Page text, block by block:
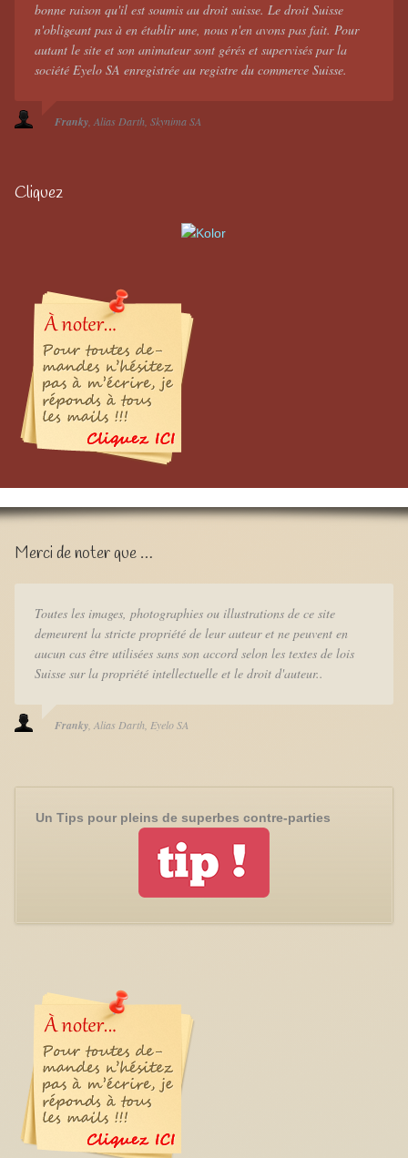
bonne raison qu'il est soumis au droit suisse. Le droit Suisse
n'obligeant pas à en établir une, nous n'en avons pas fait. Pour
autant le site et son animateur sont gérés et supervisés par la
société Eyelo SA enregistrée au registre du commerce Suisse.
Franky Alias Darth Skynima SA
Cliquez
Merci de noter que …
Toutes les images, photographies ou illustrations de ce site
demeurent la stricte propriété de leur auteur et ne peuvent en
aucun cas être utilisées sans son accord selon les textes de lois
Suisse sur la propriété intellectuelle et le droit d'auteur..
Franky Alias Darth Eyelo SA
Un Tips pour pleins de superbes contre-parties